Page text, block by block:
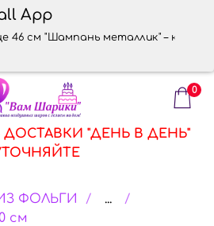
App
46 см "Шампань металлик" –
0
"ДЕНЬ В ДЕНЬ"
ФОЛЬГИ
...
см